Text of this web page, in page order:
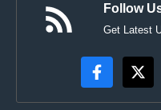
Follow
Get Latest